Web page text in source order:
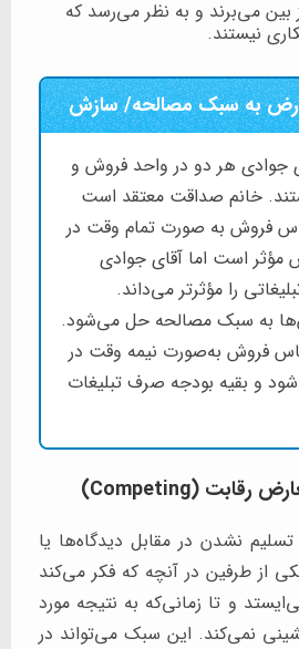
بین می‌برند و به نظر می‌رسد که
نیستند.
به سبک مصالحه/ سازش
جوادی هر دو در واحد فروش و
خانم صداقت معتقد است
فروش به صورت تمام وقت در
مؤثر است اما آقای جوادی
را مؤثرتر می‌داند.
به سبک مصالحه حل می‌شود.
فروش به‌صورت نیمه وقت در
و بقیه بودجه صرف تبلیغات
نشدن در مقابل دیدگاه‌ها یا
از طرفین در آنچه که فکر می‌کند
و تا زمانی‌که به نتیجه مورد
نمی‌کند. این سبک می‌تواند در